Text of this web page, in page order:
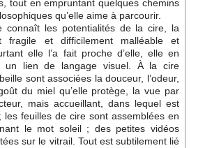
tout en empruntant quelques chemins
qu’elle aime à parcourir.
connaît les potentialités de la cire, la
fragile et difficilement malléable et
elle l’a fait proche d’elle, elle en
un lien de langage visuel. À la cire
sont associées la douceur, l’odeur,
du miel qu’elle protège, la vue par
mais accueillant, dans lequel est
feuilles de cire sont assemblées en
le mot soleil ; des petites vidéos
sur le vitrail. Tout est subtilement lié